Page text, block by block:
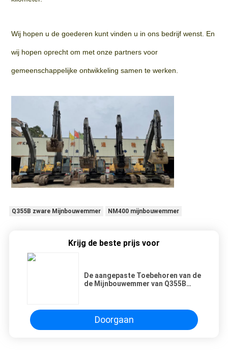
Wij hopen u de goederen kunt vinden u in ons bedrijf wenst. En
wij hopen oprecht om met onze partners voor
gemeenschappelijke ontwikkeling samen te werken.
Q355B zware Mijnbouwemmer NM400 mijnbouwemmer
Krijg de beste prijs voor
De aangepaste Toebehoren van de
de Mijnbouwemmer van Q355B
Doorgaan